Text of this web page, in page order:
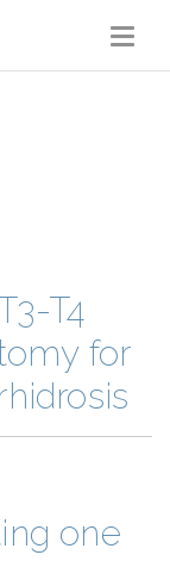
T4
for
one